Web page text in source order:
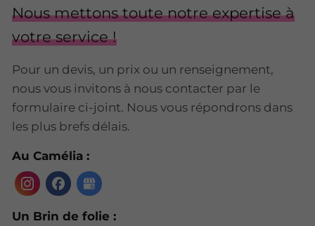
Nous mettons toute notre expertise à
votre service !
Pour un devis, un prix ou un renseignement,
nous vous invitons à nous contacter par le
formulaire ci-joint. Nous vous répondrons dans
les plus brefs délais.
Au Camélia :
Un Brin de folie :